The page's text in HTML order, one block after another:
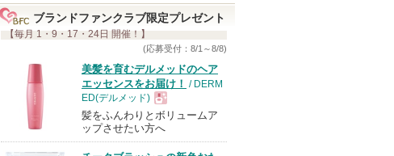
さ
れ
い
ま
す
ブランドファンクラブ限定プレゼント
【毎月 1・9・17・24日 開催！】
(応募受付：8/1～8/8)
美髪を育むデルメッドのヘア
エッセンスをお届け！ / DERM
ED(デルメッド)
現
髪をふんわりとボリュームア
ップさせたい方へ